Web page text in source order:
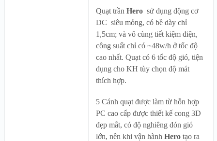
Quạt trầnHero sử dụng động cơ
DC siêu mỏng, có bề dày chỉ
1,5cm; và vô cùng tiết kiệm điện,
công suất chỉ có ~48w/h ở tốc độ
cao nhất. Quạt có 6 tốc độ gió, tiện
dụng cho KH tùy chọn độ mát
thích hợp.
5 Cánh quạt được làm từ hỗn hợp
PC cao cấp được thiết kế cong 3D
đẹp mắt, có độ nghiêng đón gió
lớn, nên khi vận hànhHerotạo ra